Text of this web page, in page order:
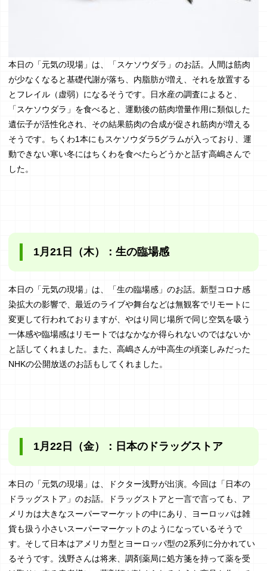
本日の「元気の現場」は、「スケソウダラ」のお話。人間は筋肉
が少なくなると基礎代謝が落ち、内脂肪が増え、それを放置する
とフレイル（虚弱）になるそうです。日水産の調査によると、
「スケソウダラ」を食べると、運動後の筋肉増量作用に類似した
遺伝子が活性化され、その結果筋肉の合成が促され筋肉が増える
そうです。ちくわ1本にもスケソウダラ5グラムが入っており、運
動できない寒い冬にはちくわを食べたらどうかと話す高嶋さんで
した。
1月21日（木）：生の臨場感
本日の「元気の現場」は、「生の臨場感」のお話。新型コロナ感
染拡大の影響で、最近のライブや舞台などは無観客でリモートに
変更して行われておりますが、やはり同じ場所で同じ空気を吸う
一体感や臨場感はリモートではなかなか得られないのではないか
と話してくれました。また、高嶋さんが中高生の頃楽しみだった
NHKの公開放送のお話もしてくれました。
1月22日（金）：日本のドラッグストア
本日の「元気の現場」は、ドクター浅野が出演。今回は「日本の
ドラッグストア」のお話。ドラッグストアと一言で言っても、ア
メリカは大きなスーパーマーケットの中にあり、ヨーロッパは雑
貨も扱う小さいスーパーマーケットのようになっているそうで
す。そして日本はアメリカ型とヨーロッパ型の2系列に分かれてい
るそうです。浅野さんは将来、調剤薬局に処方箋を持って薬を受